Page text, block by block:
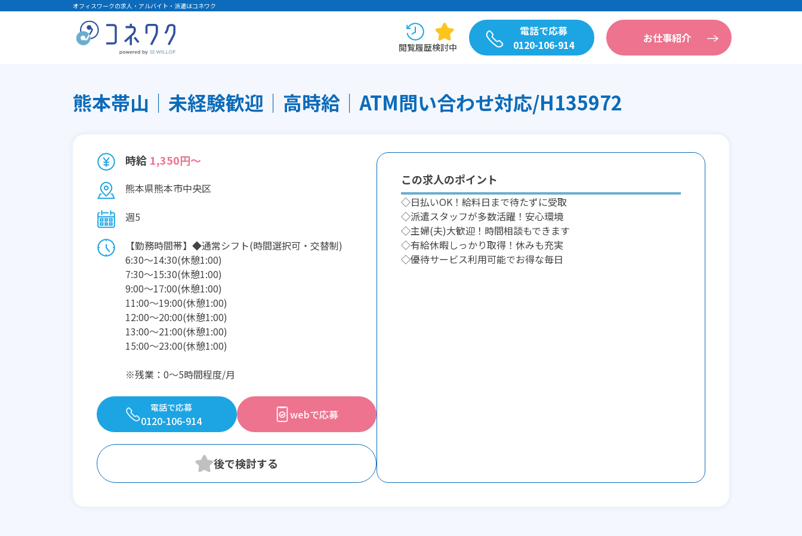
オフィスワークの求人・アルバイト・派遣はコネワク
閲覧履歴検討中
電話で応募
0120-106-914
お仕事紹介
熊本帯山│未経験歓迎│高時給│ATM問い合わせ対応/H135972
時給 1,350円～
熊本県熊本市中央区
週5
【勤務時間帯】◆通常シフト(時間選択可・交替制)
6:30〜14:30(休憩1:00)
7:30〜15:30(休憩1:00)
9:00〜17:00(休憩1:00)
11:00〜19:00(休憩1:00)
12:00〜20:00(休憩1:00)
13:00〜21:00(休憩1:00)
15:00〜23:00(休憩1:00)
※残業：0〜5時間程度/月
電話で応募
0120-106-914 webで応募
この求人のポイント
◇日払いOK！給料日まで待たずに受取
◇派遣スタッフが多数活躍！安心環境
◇主婦(夫)大歓迎！時間相談もできます
◇有給休暇しっかり取得！休みも充実
◇優待サービス利用可能でお得な毎日